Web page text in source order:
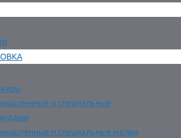
и специальные
и специальные мелки